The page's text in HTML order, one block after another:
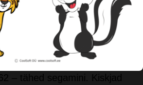
– tähed segamini. Kiskjad